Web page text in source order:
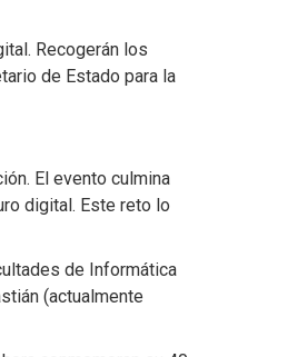
Recogerán los
de Estado para la
El evento culmina
digital. Este reto lo
de Informática
(actualmente